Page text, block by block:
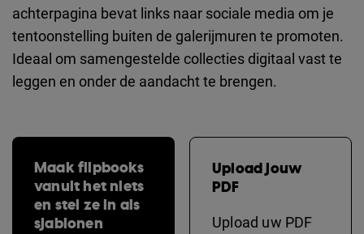
achterpagina bevat links naar sociale media om je
tentoonstelling buiten de galerijmuren te promoten.
Ideaal om samengestelde collecties digitaal vast te
leggen en onder de aandacht te brengen.
Maak flipbooks
vanuit het niets
en stel ze in als
sjablonen
Upload jouw
PDF
Upload uw PDF